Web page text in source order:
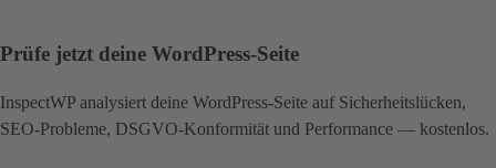
Prüfe jetzt deine WordPress-Seite
InspectWP analysiert deine WordPress-Seite auf Sicherheitslücken,
SEO-Probleme, DSGVO-Konformität und Performance — kostenlos.